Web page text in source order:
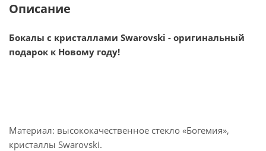
Описание
Бокалы с кристаллами Swarovski - оригинальный
подарок к Новому году!
Материал: высококачественное стекло «Богемия»,
кристаллы Swarovski.